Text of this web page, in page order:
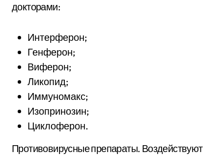
докторами:
Интерферон;
Генферон;
Виферон;
Ликопид;
Иммуномакс;
Изопринозин;
Циклоферон.
Противовирусные препараты. Воздействуют